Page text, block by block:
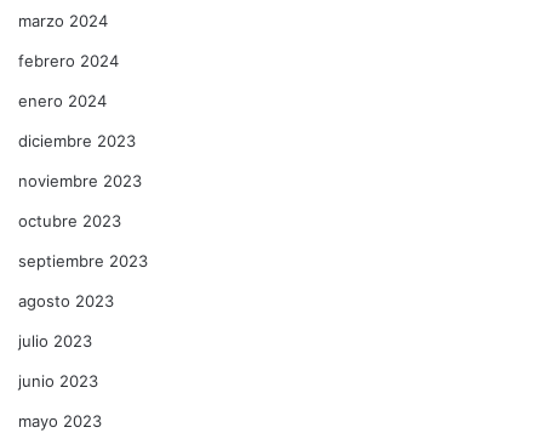
marzo 2024
febrero 2024
enero 2024
diciembre 2023
noviembre 2023
octubre 2023
septiembre 2023
agosto 2023
julio 2023
junio 2023
mayo 2023